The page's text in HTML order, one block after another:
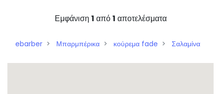
Εμφάνιση 1 από1 αποτελέσματα
ebarber Μπαρμπέρικα κούρεμα fade Σαλαμίνα